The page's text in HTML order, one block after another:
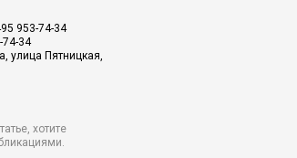
953-74-34
74-34
улица Пятницкая,
хотите